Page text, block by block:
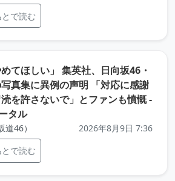
とで読む
めてほしい」 集英社、日向坂46・
真集に異例の声明 「対応に感謝
を許さないで」とファンも憤慨 -
タル（元記事を新しいタブで開きます
46）
2026年8月9日 7:36
とで読む